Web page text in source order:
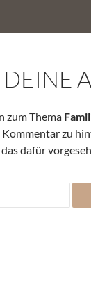
DEINE
zum Thema
zu
dafür